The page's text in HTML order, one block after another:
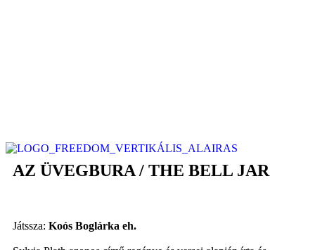
AZ ÜVEGBURA / THE BELL JAR
Játssza: Koós Boglárka eh.